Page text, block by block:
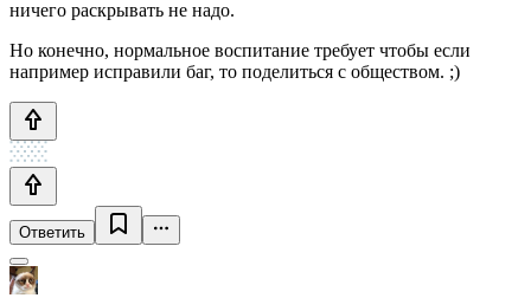
ничего раскрывать не надо.
Но конечно, нормальное воспитание требует чтобы если
например исправили баг, то поделиться с обществом. ;)
Ответить